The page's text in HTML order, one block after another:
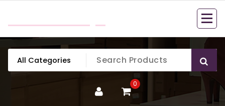
content
0